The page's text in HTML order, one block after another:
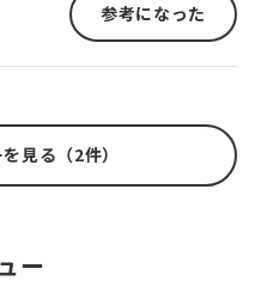
参考になった
見る（2件）
ー